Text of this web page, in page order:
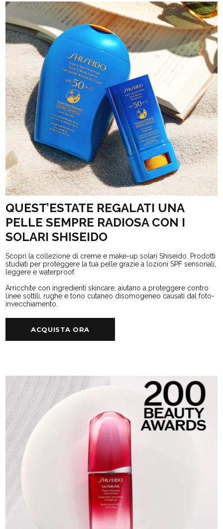
QUEST’ESTATE REGALATI UNA
PELLE SEMPRE RADIOSA CON I
SOLARI SHISEIDO
Scopri la collezione di creme e make-up solari Shiseido. Prodotti
studiati per proteggere la tua pelle grazie a lozioni SPF sensoriali,
leggere e waterproof.
Arricchite con ingredienti skincare, aiutano a proteggere contro
linee sottili, rughe e tono cutaneo disomogeneo causati dal foto-
invecchiamento.
ACQUISTA ORA